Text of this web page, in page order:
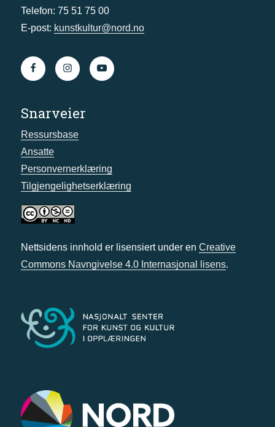
Telefon: 75 51 75 00
E-post: kunstkultur@nord.no
Snarveier
Ressursbase
Ansatte
Personvernerklæring
Tilgjengelighetserklæring
Nettsidens innhold er lisensiert under en Creative
Commons Navngivelse 4.0 Internasjonal lisens.